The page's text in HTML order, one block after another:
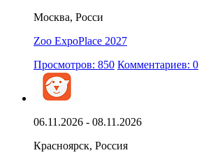
Москва, Росси
Zoo ExpoPlace 2027
Просмотров: 850 Комментариев: 0
06.11.2026 - 08.11.2026
Красноярск, Россия